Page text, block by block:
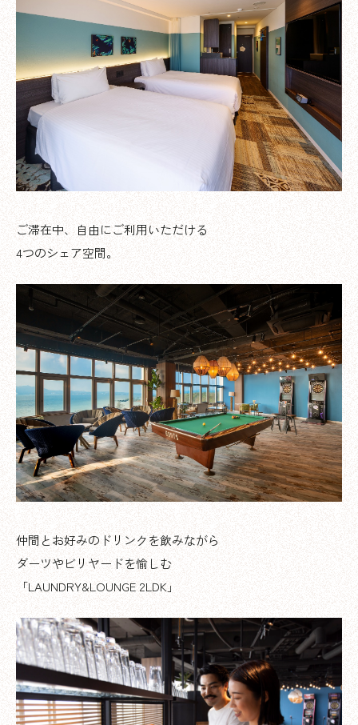
ご滞在中、自由にご利用いただける
4つのシェア空間。
仲間とお好みのドリンクを飲みながら
ダーツやビリヤードを愉しむ
「LAUNDRY&LOUNGE 2LDK」